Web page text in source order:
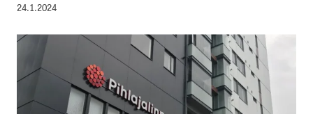
24.1.2024